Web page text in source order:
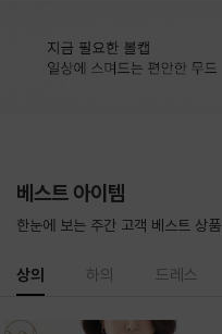
베스트 아이템
한눈에 보는 주간 고객 베스트 상품
상의 하의 드레스